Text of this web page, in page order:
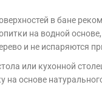
в бане
на водной
и не испаряются
или кухонной
на основе